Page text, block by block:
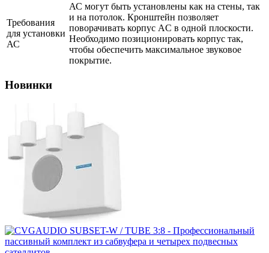
Требования
для установки
АС
АС могут быть установлены как на стены, так
и на потолок. Кронштейн позволяет
поворачивать корпус АC в одной плоскости.
Необходимо позиционировать корпус так,
чтобы обеспечить максимальное звуковое
покрытие.
Новинки